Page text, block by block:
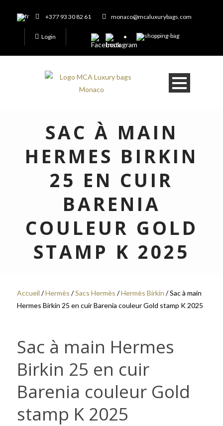
+377 93 30 82 61 monaco@mcaluxurybags.com
Login
SAC À MAIN
HERMES BIRKIN
25 EN CUIR
BARENIA
COULEUR GOLD
STAMP K 2025
Accueil /Hermès /Sacs Hermès /Hermès Birkin / Sac à main
Hermes Birkin 25 en cuir Barenia couleur Gold stamp K 2025
Sac à main Hermes
Birkin 25 en cuir
Barenia couleur Gold
stamp K 2025